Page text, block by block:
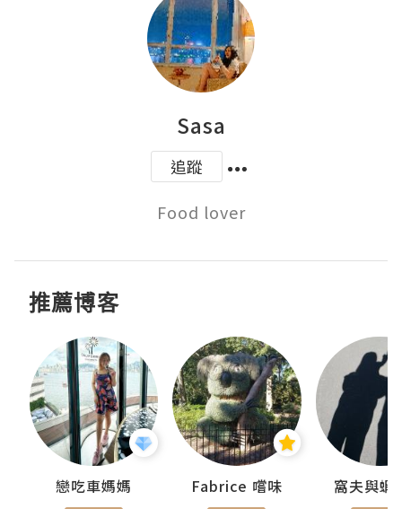
Sasa
追蹤
Food lover
推薦博客
戀吃車媽媽 Fabrice 嚐味 窩夫與蝦